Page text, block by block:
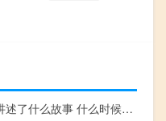
暗恋·橘生淮南讲述了什么故事 什么时候上映